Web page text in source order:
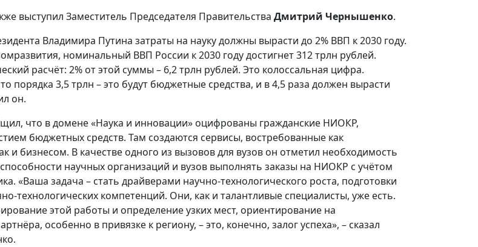
выступил Заместитель Председателя Правительства Дмитрий Чернышенко.
Владимира Путина затраты на науку должны вырасти до 2% ВВП к 2030 году.
номинальный ВВП России к 2030 году достигнет 312 трлн рублей.
расчёт: 2% от этой суммы – 6,2 трлн рублей. Это колоссальная цифра.
порядка 3,5 трлн – это будут бюджетные средства, и в 4,5 раза должен вырасти
он.
что в домене «Наука и инновации» оцифрованы гражданские НИОКР,
бюджетных средств. Там создаются сервисы, востребованные как
и бизнесом. В качестве одного из вызовов для вузов он отметил необходимость
научных организаций и вузов выполнять заказы на НИОКР с учётом
«Ваша задача – стать драйверами научно-технологического роста, подготовки
технологических компетенций. Они, как и талантливые специалисты, уже есть.
этой работы и определение узких мест, ориентирование на
особенно в привязке к региону, – это, конечно, залог успеха», – сказал